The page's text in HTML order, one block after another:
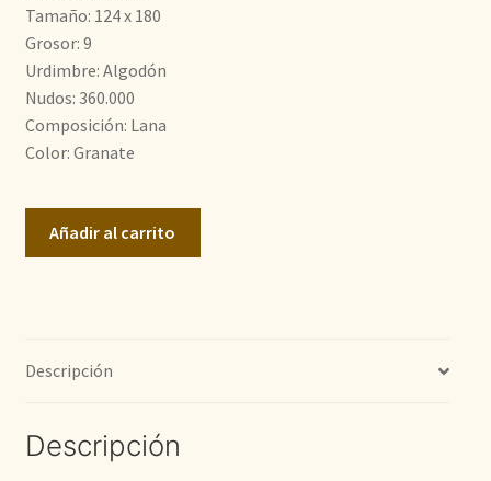
484,00€.
Tamaño: 124 x 180
Grosor: 9
Urdimbre: Algodón
Nudos: 360.000
Composición: Lana
Color: Granate
Añadir al carrito
Descripción
Descripción